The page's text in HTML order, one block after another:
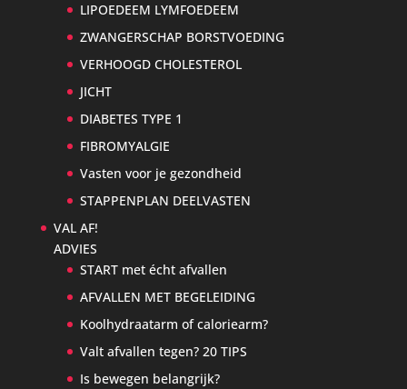
LIPOEDEEM LYMFOEDEEM
ZWANGERSCHAP BORSTVOEDING
VERHOOGD CHOLESTEROL
JICHT
DIABETES TYPE 1
FIBROMYALGIE
Vasten voor je gezondheid
STAPPENPLAN DEELVASTEN
VAL AF!
ADVIES
START met écht afvallen
AFVALLEN MET BEGELEIDING
Koolhydraatarm of caloriearm?
Valt afvallen tegen? 20 TIPS
Is bewegen belangrijk?